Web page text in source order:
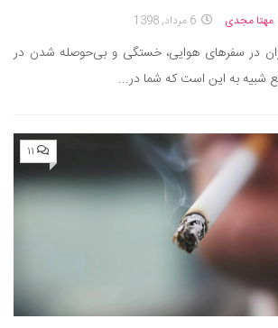
مهتا مجدی 6 مرداد, 1398
در سفرهای هوایی، خستگی و بی‌حوصله شدن در
شبیه به این است که شما در...
۱۱